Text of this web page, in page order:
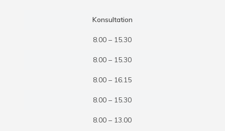
Konsultation
8.00 – 15.30
8.00 – 15.30
8.00 – 16.15
8.00 – 15.30
8.00 – 13.00